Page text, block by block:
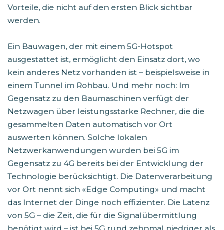
Vorteile, die nicht auf den ersten Blick sichtbar
werden.
Ein Bauwagen, der mit einem 5G-Hotspot
ausgestattet ist, ermöglicht den Einsatz dort, wo
kein anderes Netz vorhanden ist – beispielsweise in
einem Tunnel im Rohbau. Und mehr noch: Im
Gegensatz zu den Baumaschinen verfügt der
Netzwagen über leistungsstarke Rechner, die die
gesammelten Daten automatisch vor Ort
auswerten können. Solche lokalen
Netzwerkanwendungen wurden bei 5G im
Gegensatz zu 4G bereits bei der Entwicklung der
Technologie berücksichtigt. Die Datenverarbeitung
vor Ort nennt sich «Edge Computing» und macht
das Internet der Dinge noch effizienter. Die Latenz
von 5G – die Zeit, die für die Signalübermittlung